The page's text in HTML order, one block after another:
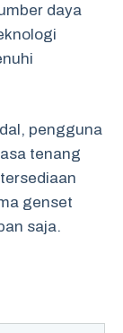
daya
pengguna
tenang
genset
saja.